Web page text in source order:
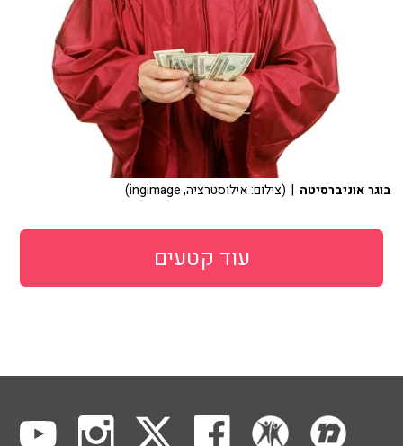
בוגר אוניברסיטה | (צילום: אילוסטרציה, ingimage)
עוד קטעים